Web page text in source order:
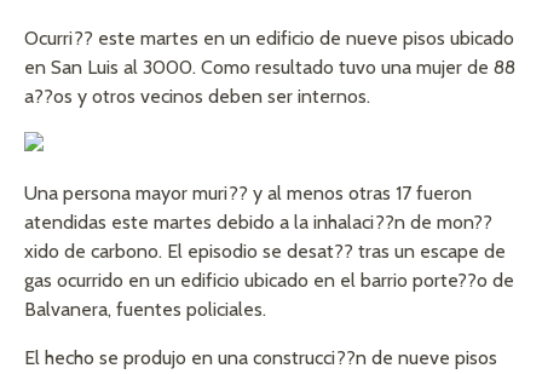
Ocurri?? este martes en un edificio de nueve pisos ubicado
en San Luis al 3000. Como resultado tuvo una mujer de 88
a??os y otros vecinos deben ser internos.
Una persona mayor muri?? y al menos otras 17 fueron
atendidas este martes debido a la inhalaci??n de mon??
xido de carbono. El episodio se desat?? tras un escape de
gas ocurrido en un edificio ubicado en el barrio porte??o de
Balvanera, fuentes policiales.
El hecho se produjo en una construcci??n de nueve pisos